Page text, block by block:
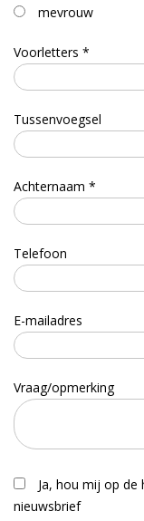
mevrouw
Voorletters *
Tussenvoegsel
Achternaam *
Telefoon
E-mailadres
Vraag/opmerking
Ja, hou mij op de
nieuwsbrief